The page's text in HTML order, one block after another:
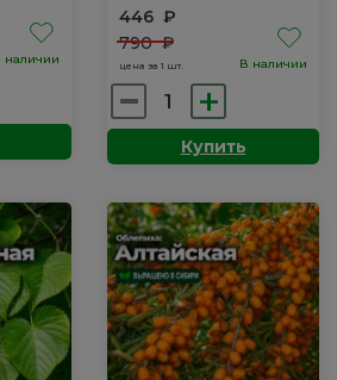
наличии
446 ₽
790₽
цена за 1 шт. В наличии
Количество
товара
Вишня
Омская
ночка
Купить